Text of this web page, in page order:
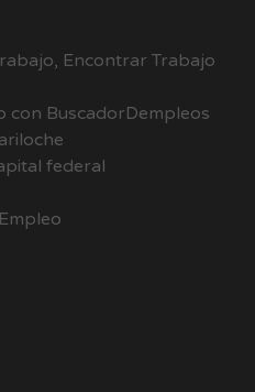
Encontrar Trabajo
BuscadorDempleos
federal